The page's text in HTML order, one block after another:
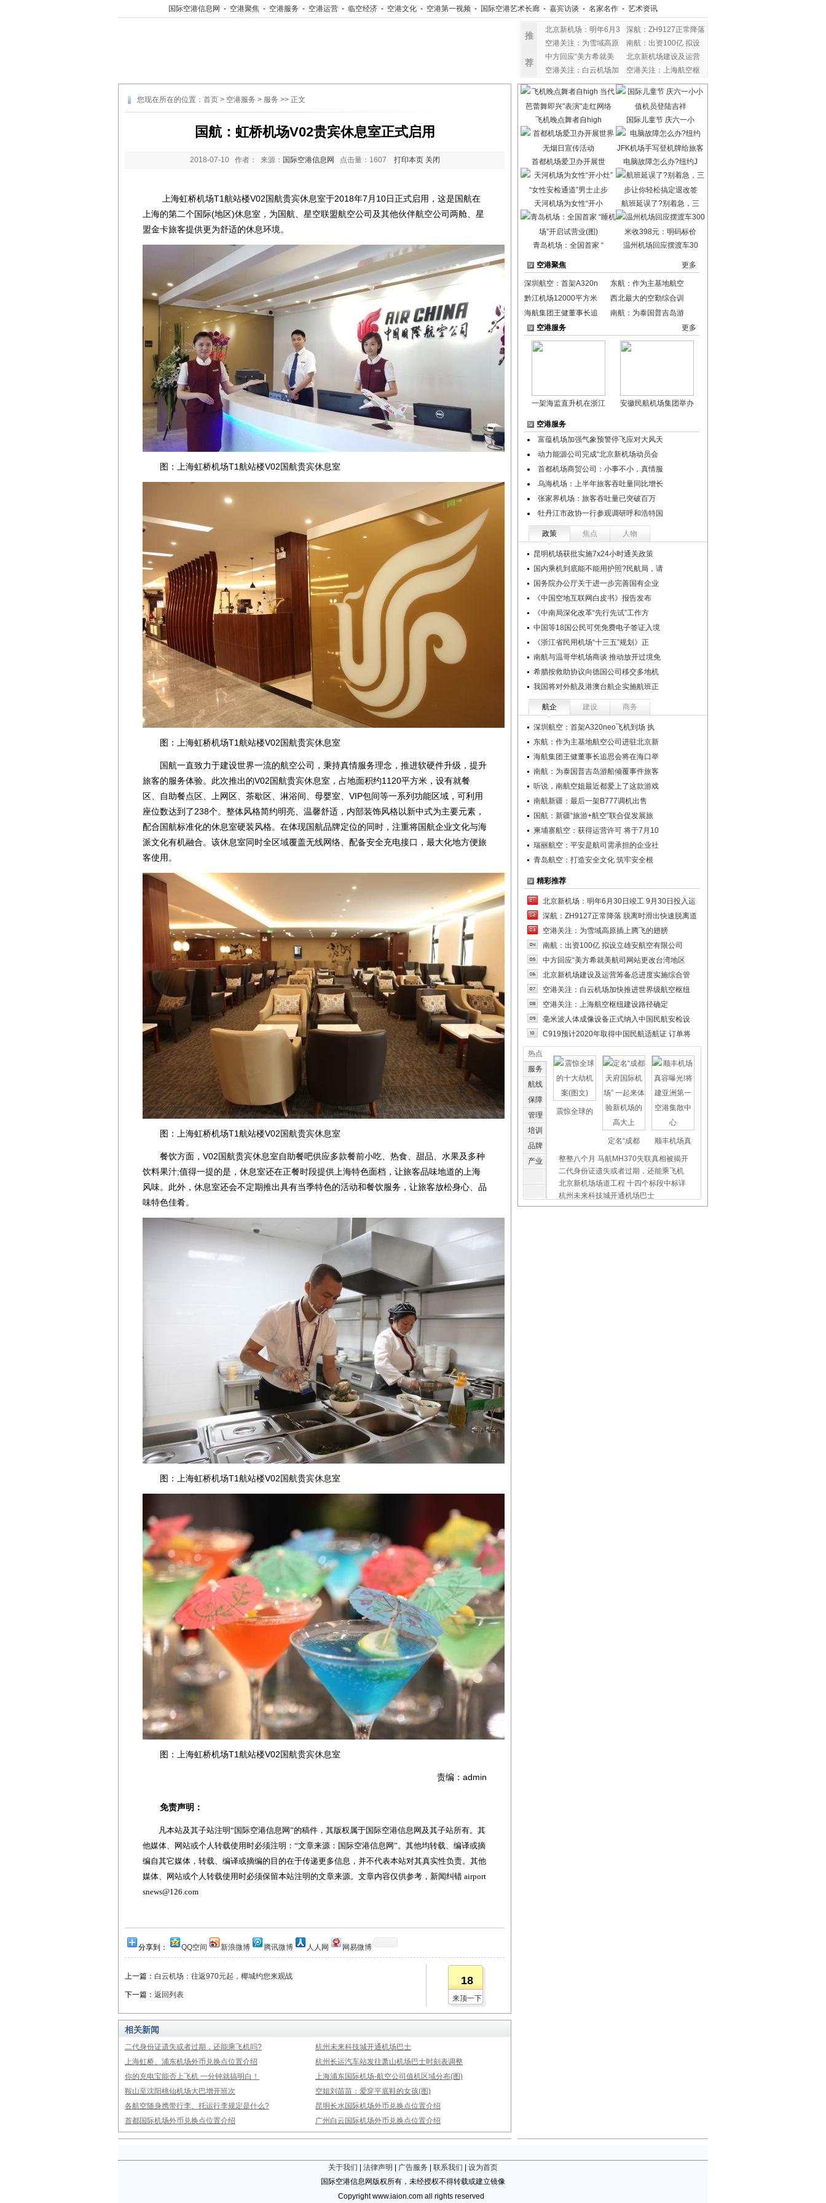
国际空港信息网 - 空港聚焦 - 空港服务 - 空港运营 - 临空经济 - 空港文化 - 空港第一视频 - 国际空港艺术长廊 - 嘉宾访谈 - 名家名作 - 艺术资讯
推
荐
北京新机场：明年6月3
深航：ZH9127正常降落
空港关注：为雪域高原
南航：出资100亿 拟设
中方回应“美方希就美
北京新机场建设及运营
空港关注：白云机场加
空港关注：上海航空枢
您现在所在的位置： 首页 > 空港服务 > 服务 >> 正文
国航：虹桥机场V02贵宾休息室正式启用
2018-07-10 作者： 来源： 国际空港信息网 点击量： 1607 打印本页 关闭
上海虹桥机场T1航站楼V02国航贵宾休息室于2018年7月10日正式启用，这是国航在
上海的第二个国际(地区)休息室，为国航、星空联盟航空公司及其他伙伴航空公司两舱、星
盟金卡旅客提供更为舒适的休息环境。
图：上海虹桥机场T1航站楼V02国航贵宾休息室
图：上海虹桥机场T1航站楼V02国航贵宾休息室
国航一直致力于建设世界一流的航空公司，秉持真情服务理念，推进软硬件升级，提升
旅客的服务体验。此次推出的V02国航贵宾休息室，占地面积约1120平方米，设有就餐
区、自助餐点区、上网区、茶歇区、淋浴间、母婴室、VIP包间等一系列功能区域，可利用
座位数达到了238个。整体风格简约明亮、温馨舒适，内部装饰风格以新中式为主要元素，
配合国航标准化的休息室硬装风格。在体现国航品牌定位的同时，注重将国航企业文化与海
派文化有机融合。该休息室同时全区域覆盖无线网络、配备安全充电接口，最大化地方便旅
客使用。
图：上海虹桥机场T1航站楼V02国航贵宾休息室
餐饮方面，V02国航贵宾休息室自助餐吧供应多款餐前小吃、热食、甜品、水果及多种
饮料果汁;值得一提的是，休息室还在正餐时段提供上海特色面档，让旅客品味地道的上海
风味。此外，休息室还会不定期推出具有当季特色的活动和餐饮服务，让旅客放松身心、品
味特色佳肴。
图：上海虹桥机场T1航站楼V02国航贵宾休息室
图：上海虹桥机场T1航站楼V02国航贵宾休息室
责编：admin
免责声明：
凡本站及其子站注明“国际空港信息网”的稿件，其版权属于国际空港信息网及其子站所有。其
他媒体、网站或个人转载使用时必须注明：“文章来源：国际空港信息网”。其他均转载、编译或摘
编自其它媒体，转载、编译或摘编的目的在于传递更多信息，并不代表本站对其真实性负责。其他
媒体、网站或个人转载使用时必须保留本站注明的文章来源。文章内容仅供参考，新闻纠错 airport
snews@126.com
分享到： QQ空间 新浪微博 腾讯微博 人人网 网易微博
上一篇： 白云机场：往返970元起，椰城约您来观战
下一篇： 返回列表
18
来顶一下
相关新闻
二代身份证遗失或者过期，还能乘飞机吗?
杭州未来科技城开通机场巴士
上海虹桥、浦东机场外币兑换点位置介绍
杭州长运汽车站发往萧山机场巴士时刻表调整
你的充电宝能否上飞机 一分钟就搞明白！
上海浦东国际机场-航空公司值机区域分布(图)
鞍山至沈阳桃仙机场大巴增开班次
空姐刘苗苗：爱穿平底鞋的女孩(图)
各航空随身携带行李、托运行李规定是什么?
昆明长水国际机场外币兑换点位置介绍
首都国际机场外币兑换点位置介绍
广州白云国际机场外币兑换点位置介绍
飞机晚点舞者自high 国际儿童节 庆六一小
首都机场爱卫办开展世 电脑故障怎么办?纽约J
天河机场为女性“开小 航班延误了?别着急，三
青岛机场：全国首家 “ 温州机场回应摆渡车30
空港聚焦 更多
深圳航空：首架A320n
东航：作为主基地航空
黔江机场12000平方米
西北最大的空勤综合训
海航集团王健董事长追
南航：为泰国普吉岛游
空港服务
更多
一架海监直升机在浙江 安徽民航机场集团举办
空港服务
富蕴机场加强气象预警停飞应对大风天
动力能源公司完成“北京新机场动员会
首都机场商贸公司：小事不小，真情服
乌海机场：上半年旅客吞吐量同比增长
张家界机场：旅客吞吐量已突破百万
牡丹江市政协一行参观调研呼和浩特国
政策 焦点 人物
昆明机场获批实施7x24小时通关政策
国内乘机到底能不能用护照?民航局，请
国务院办公厅关于进一步完善国有企业
《中国空地互联网白皮书》报告发布
《中南局深化改革“先行先试”工作方
中国等18国公民可凭免费电子签证入境
《浙江省民用机场“十三五”规划》正
南航与温哥华机场商谈 推动放开过境免
希腊按救助协议向德国公司移交多地机
我国将对外航及港澳台航企实施航班正
航企 建设 商务
深圳航空：首架A320neo飞机到场 执
东航：作为主基地航空公司进驻北京新
海航集团王健董事长追思会将在海口举
南航：为泰国普吉岛游船倾覆事件旅客
听说，南航空姐最近都爱上了这款游戏
南航新疆：最后一架B777调机出售
国航：新疆“旅游+航空”联合促发展旅
柬埔寨航空：获得运营许可 将于7月10
瑞丽航空：平安是航司需承担的企业社
青岛航空：打造安全文化 筑牢安全根
精彩推荐
北京新机场：明年6月30日竣工 9月30日投入运
深航：ZH9127正常降落 脱离时滑出快速脱离道
空港关注：为雪域高原插上腾飞的翅膀
南航：出资100亿 拟设立雄安航空有限公司
中方回应“美方希就美航司网站更改台湾地区
北京新机场建设及运营筹备总进度实施综合管
空港关注：白云机场加快推进世界级航空枢纽
空港关注：上海航空枢纽建设路径确定
毫米波人体成像设备正式纳入中国民航安检设
C919预计2020年取得中国民航适航证 订单将
热点
服务
航线
保障
管理
培训
品牌
产业
震惊全球的
定名“成都 顺丰机场真
整整八个月 马航MH370失联真相被揭开
二代身份证遗失或者过期，还能乘飞机
北京新机场场道工程 十四个标段中标详
杭州未来科技城开通机场巴士
上海虹桥、浦东机场外币兑换点位置介
关于我们 法律声明 广告服务 联系我们
设为首页
国际空港信息网版权所有，未经授权不得转载或建立镜像
Copyright www.iaion.com all rights reserved